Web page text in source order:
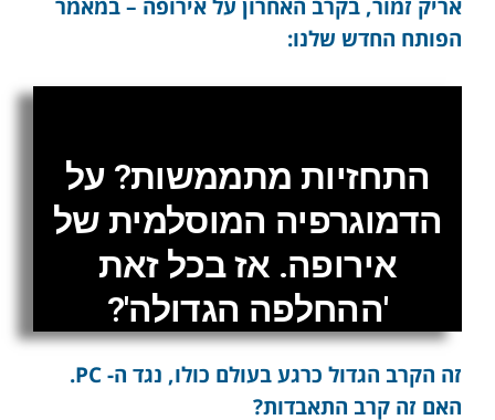
אריק זמור, בקרב האחרון על אירופה – במאמר
הפותח החדש שלנו:
התחזיות מתממשות? על
הדמוגרפיה המוסלמית של
אירופה. אז בכל זאת
'ההחלפה הגדולה'?
זה הקרב הגדול כרגע בעולם כולו, נגד ה- PC.
האם זה קרב התאבדות?